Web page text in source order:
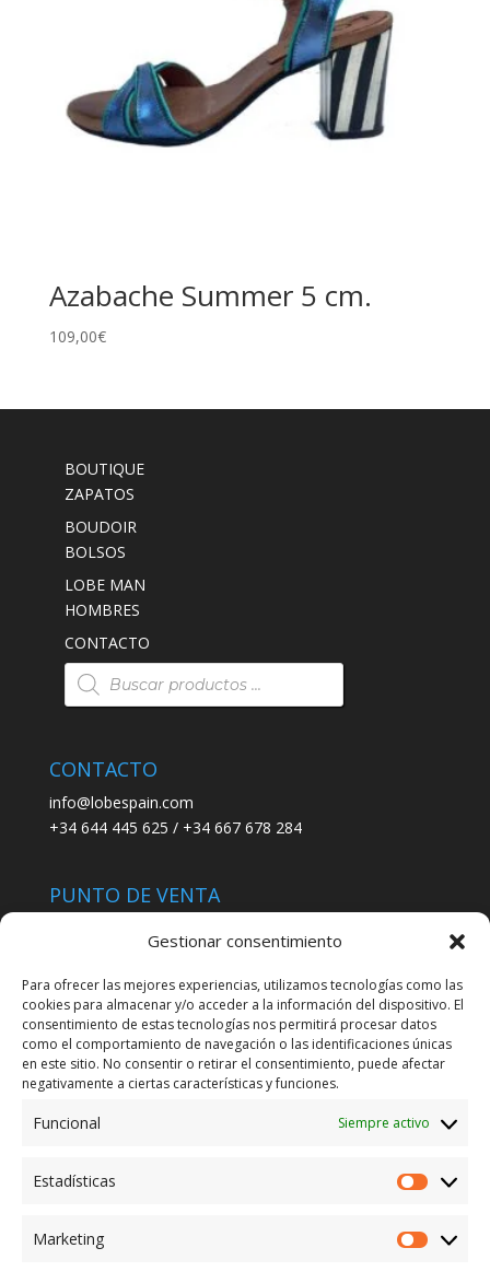
Gestionar consentimiento
Para ofrecer las mejores experiencias, utilizamos tecnologías como las
cookies para almacenar y/o acceder a la información del dispositivo. El
consentimiento de estas tecnologías nos permitirá procesar datos
como el comportamiento de navegación o las identificaciones únicas
en este sitio. No consentir o retirar el consentimiento, puede afectar
negativamente a ciertas características y funciones.
Funcional Siempre activo
Estadísticas
Marketing
Azabache Summer 5 cm.
109,00€
BOUTIQUE
ZAPATOS
BOUDOIR
BOLSOS
LOBE MAN
HOMBRES
CONTACTO
Búsqueda
de
productos
CONTACTO
info@lobespain.com
+34 644 445 625 / +34 667 678 284
PUNTO DE VENTA
C/ San José 6, 11004 Cádiz
LEGAL
POLÍTICA DE ENVÍO
TERMINOS Y CONDICIONES